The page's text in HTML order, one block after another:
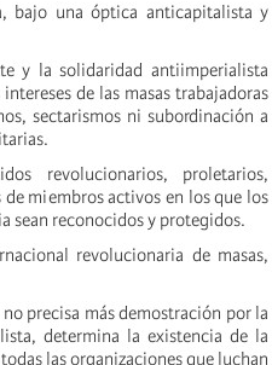
bajo una óptica anticapitalista y
y la solidaridad antiimperialista
de las masas trabajadoras
sectarismos ni subordinación a
revolucionarios, proletarios,
miembros activos en los que los
sean reconocidos y protegidos.
revolucionaria de masas,
precisa más demostración por la
determina la existencia de la
las organizaciones que luchan